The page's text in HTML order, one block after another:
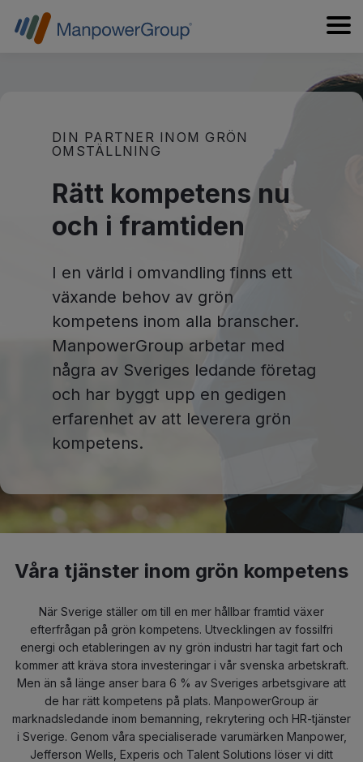
DIN PARTNER INOM GRÖN
OMSTÄLLNING
Rätt kompetens nu
och i framtiden
I en värld i omvandling finns ett
växande behov av grön
kompetens inom alla branscher.
ManpowerGroup arbetar med
några av Sveriges ledande företag
och har byggt upp en gedigen
erfarenhet av att leverera grön
kompetens.
Våra tjänster inom grön kompetens
När Sverige ställer om till en mer hållbar framtid växer
efterfrågan på grön kompetens. Utvecklingen av fossilfri
energi och etableringen av ny grön industri har tagit fart och
kommer att kräva stora investeringar i vår svenska arbetskraft.
Men än så länge anser bara 6 % av Sveriges arbetsgivare att
de har rätt kompetens på plats. ManpowerGroup är
marknadsledande inom bemanning, rekrytering och HR-tjänster
i Sverige. Genom våra specialiserade varumärken Manpower,
Jefferson Wells, Experis och Talent Solutions löser vi ditt